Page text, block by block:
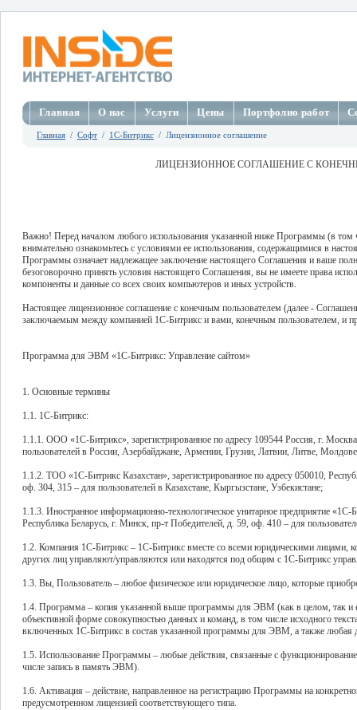
Главная О нас Услуги Цены Портфолио работ
Главная / Софт / 1C-Битрикс / Лицензионное соглашение
ЛИЦЕНЗИОННОЕ СОГЛАШЕНИЕ С
Важно! Перед началом любого использования указанной ниже Программы (в том
внимательно ознакомьтесь с условиями ее использования, содержащимися в
Программы означает надлежащее заключение настоящего Соглашения и ваше
безоговорочно принять условия настоящего Соглашения, вы не имеете права
компоненты и данные со всех своих компьютеров и иных устройств.
Настоящее лицензионное соглашение с конечным пользователем (далее -
заключаемым между компанией 1С-Битрикс и вами, конечным пользователем, и
Программа для ЭВМ «1С-Битрикс: Управление сайтом»
1. Основные термины
1.1. 1С-Битрикс:
1.1.1. ООО «1С-Битрикс», зарегистрированное по адресу 109544 Россия, г.
пользователей в России, Азербайджане, Армении, Грузии, Латвии, Литве,
1.1.2. ТОО «1С-Битрикс Казахстан», зарегистрированное по адресу 050010,
оф. 304, 315 – для пользователей в Казахстане, Кыргызстане, Узбекистане;
1.1.3. Иностранное информационно-технологическое унитарное предприятие «1С-
Республика Беларусь, г. Минск, пр-т Победителей, д. 59, оф. 410 – для
1.2. Компания 1С-Битрикс – 1С-Битрикс вместе со всеми юридическими лицами,
других лиц управляют/управляются или находятся под общим с 1С-Битрикс
1.3. Вы, Пользователь – любое физическое или юридическое лицо, которые
1.4. Программа – копия указанной выше программы для ЭВМ (как в целом, так и
объективной форме совокупностью данных и команд, в том числе исходного
включенных 1С-Битрикс в состав указанной программы для ЭВМ, а также любая
1.5. Использование Программы – любые действия, связанные с
числе запись в память ЭВМ).
1.6. Активация – действие, направленное на регистрацию Программы на
предусмотренном лицензией соответствующего типа.